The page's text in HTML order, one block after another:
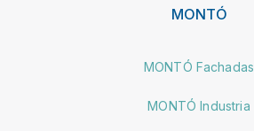
MONTÓ
MONTÓ Fachadas
MONTÓ Industria